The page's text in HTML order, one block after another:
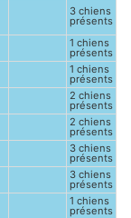
3 chiens
présents
1 chiens
présents
1 chiens
présents
2 chiens
présents
2 chiens
présents
3 chiens
présents
3 chiens
présents
1 chiens
présents